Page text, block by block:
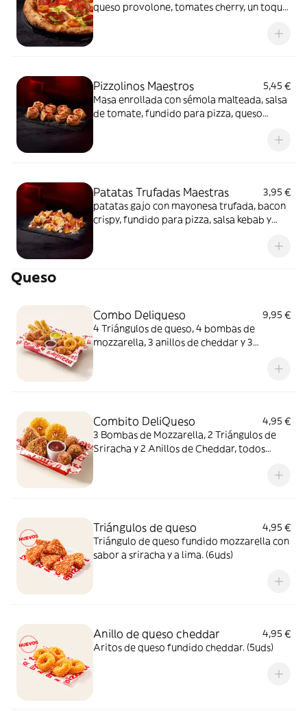
queso provolone, tomates cherry, un toque
Pizzolinos Maestros
5,45 €
Masa enrollada con sémola malteada, salsa
de tomate, fundido para pizza, queso
Patatas Trufadas Maestras
3,95 €
patatas gajo con mayonesa trufada, bacon
crispy, fundido para pizza, salsa kebab y
Queso
Combo Deliqueso
9,95 €
4 Triángulos de queso, 4 bombas de
mozzarella, 3 anillos de cheddar y 3
Combito DeliQueso
4,95 €
3 Bombas de Mozzarella, 2 Triángulos de
Sriracha y 2 Anillos de Cheddar, todos
Triángulos de queso
4,95 €
Triángulo de queso fundido mozzarella con
sabor a sriracha y a lima. (6uds)
Anillo de queso cheddar
4,95 €
Aritos de queso fundido cheddar. (5uds)